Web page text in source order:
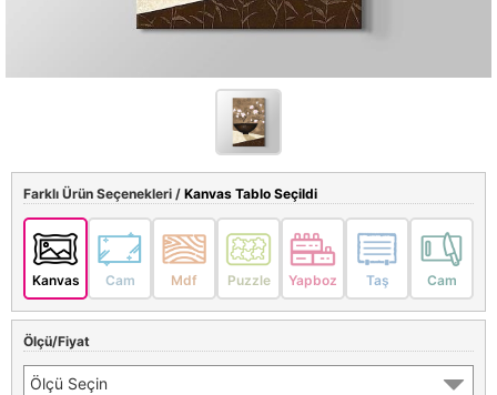
Farklı Ürün Seçenekleri / Kanvas Tablo Seçildi
Kanvas Cam Mdf Puzzle Yapboz Taş Cam
Ölçü/Fiyat
Ölçü Seçin